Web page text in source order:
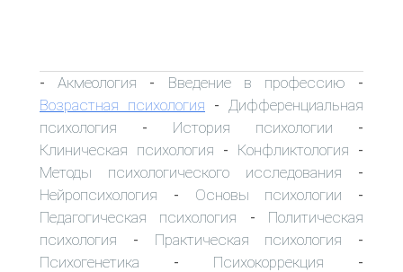
-Акмеология - Введение в профессию -
Возрастная психология - Дифференциальная
психология - История психологии -
Клиническая психология - Конфликтология -
Методы психологического исследования -
Нейропсихология - Основы психологии -
Педагогическая психология - Политическая
психология - Практическая психология -
Психогенетика - Психокоррекция -